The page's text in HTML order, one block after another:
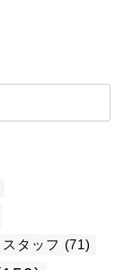
スタッフ (71)